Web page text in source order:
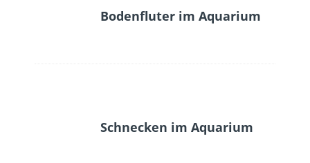
Bodenfluter im Aquarium
Schnecken im Aquarium